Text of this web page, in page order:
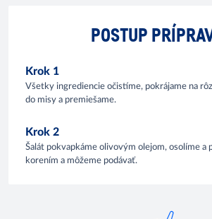
POSTUP
Krok 1
Všetky ingrediencie očistíme, pokrájame na
do misy a premiešame.
Krok 2
Šalát pokvapkáme olivovým olejom, osolíme a
korením a môžeme podávať.